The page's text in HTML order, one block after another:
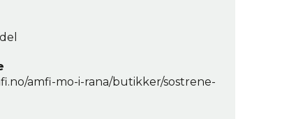
amfi-mo-i-rana/butikker/sostrene-